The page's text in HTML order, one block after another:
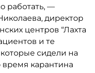
работать, —
директор
центров “Лахта
и те
сидели на
время карантина